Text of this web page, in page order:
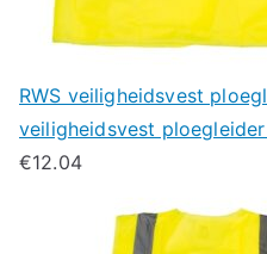
RWS veiligheidsvest
veiligheidsvest
€12.04